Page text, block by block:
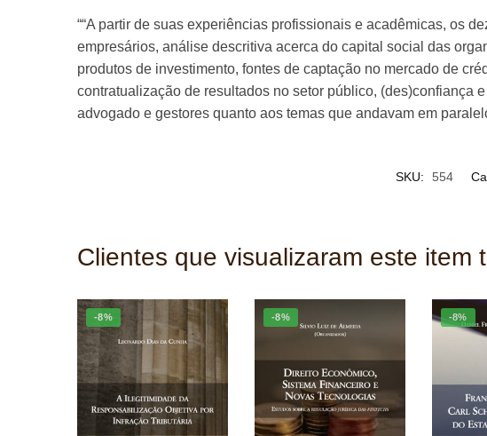
““A partir de suas experiências profissionais e acadêmicas, os
empresários, análise descritiva acerca do capital social das
produtos de investimento, fontes de captação no mercado de
contratualização de resultados no setor público, (des)confiança
advogado e gestores quanto aos temas que andavam em
SKU: 554
Clientes que visualizaram este item
-8% -8% -8%